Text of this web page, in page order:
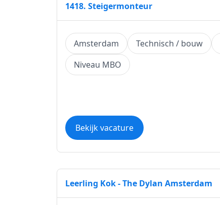
1418. Steigermonteur
Amsterdam Technisch / bouw
Niveau MBO
Bekijk vacature
Leerling Kok - The Dylan Amsterdam